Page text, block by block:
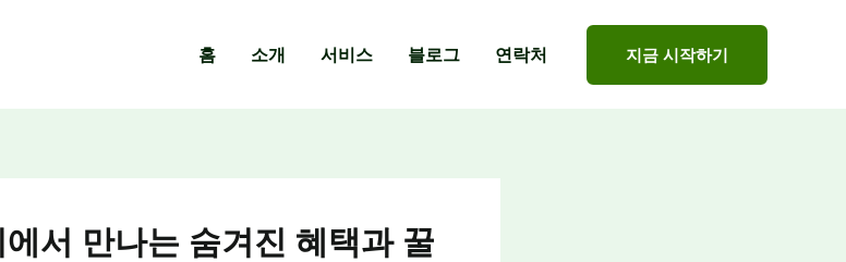
홈 소개 서비스 블로그 연락처 지금 시작하기
서 만나는 숨겨진 혜택과 꿀